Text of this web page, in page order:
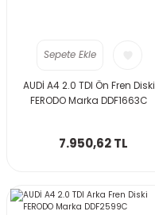
Sepete Ekle
AUDİ A4 2.0 TDI Ön Fren Diski
FERODO Marka DDF1663C
7.950,62 TL